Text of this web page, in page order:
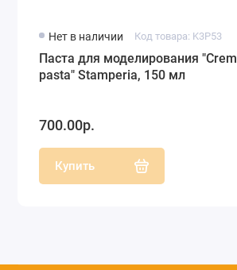
Нет в наличии Код товара: K3P53
Паста для моделирования "Crеm
pasta" Stamperia, 150 мл
700.00р.
Купить